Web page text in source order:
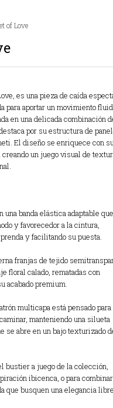
of Love
es una pieza de caída
para aportar un movimiento
en una delicada combinación
por su estructura de
El diseño se enriquece con
un juego visual de
una banda elástica adaptable que
y favorecedor a la cintura,
y facilitando su puesta.
franjas de tejido
floral calado, rematadas con
acabado premium.
multicapa está pensado para
manteniendo una silueta
se abre en un bajo texturizado
bustier a juego de la colección,
ibicenca, o para
que busquen una elegancia